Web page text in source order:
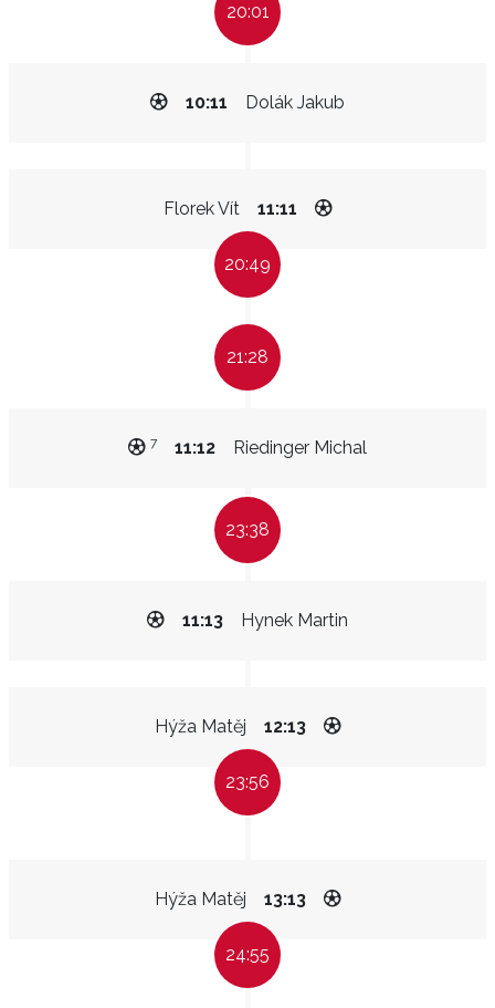
20:01
Dolák Jakub
10:11
Florek Vít 11:11
20:49
21:28
Riedinger Michal
11:12
7
23:38
Hynek Martin
11:13
Hýža Matěj 12:13
23:56
Hýža Matěj 13:13
24:55